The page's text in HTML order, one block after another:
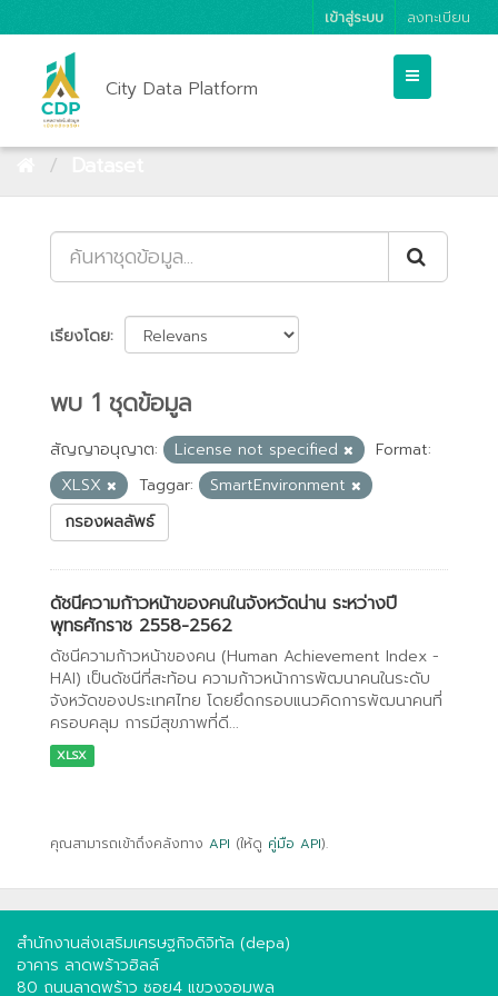
เข้าสู่ระบบ ลงทะเบียน
City Data Platform
เรียงโดย
พบ 1 ชุดข้อมูล
สัญญาอนุญาต: License not specified
Format:
XLSX
Taggar:
SmartEnvironment
กรองผลลัพธ์
ดัชนีความก้าวหน้าของคนในจังหวัดน่าน ระหว่างปี
พุทธศักราช 2558-2562
ดัชนีความก้าวหน้าของคน (Human Achievement Index -
HAI) เป็นดัชนีที่สะท้อน ความก้าวหน้าการพัฒนาคนในระดับ
จังหวัดของประเทศไทย โดยยึดกรอบแนวคิดการพัฒนาคนที่
ครอบคลุม การมีสุขภาพที่ดี...
XLSX
คุณสามารถเข้าถึงคลังทาง API (ให้ดู คู่มือ API).
สำนักงานส่งเสริมเศรษฐกิจดิจิทัล (depa)
อาคาร ลาดพร้าวฮิลล์
80 ถนนลาดพร้าว ซอย4 แขวงจอมพล